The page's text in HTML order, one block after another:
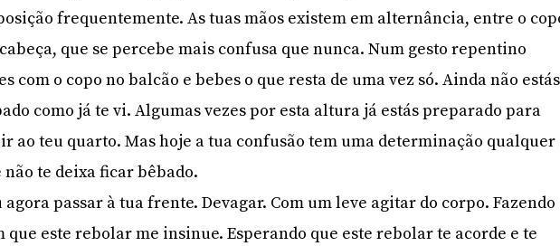
frequentemente. As tuas mãos existem em alternância, entre o
que se percebe mais confusa que nunca. Num gesto repentino
com o copo no balcão e bebes o que resta de uma vez só. Ainda não estás
como já te vi. Algumas vezes por esta altura já estás preparado para
ao teu quarto. Mas hoje a tua confusão tem uma determinação qualquer
não te deixa ficar bêbado.
agora passar à tua frente. Devagar. Com um leve agitar do corpo. Fazendo
que este rebolar me insinue. Esperando que este rebolar te acorde e te